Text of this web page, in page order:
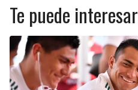
Te puede interesar